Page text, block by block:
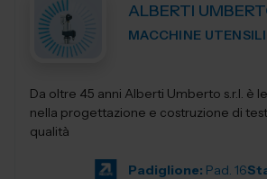
ALBERTI
MACCHINE UTENSILI
Da oltre 45 anni Alberti Umberto s.r.l. è
nella progettazione e costruzione di
qualità
Padiglione: Pad. 16